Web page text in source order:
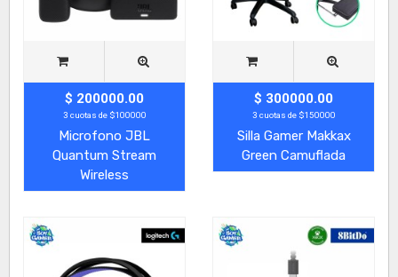
$ 200000.00
3 cuotas de $100000
Microfono JBL
Quantum Stream
Wireless
$ 300000.00
3 cuotas de $150000
Silla Gamer Makkax
Green Camuflada